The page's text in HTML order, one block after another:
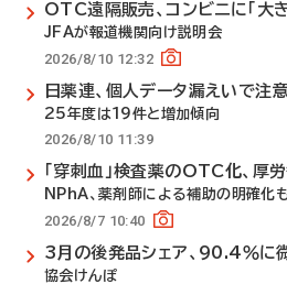
OTC遠隔販売、コンビニに「大
JFAが報道機関向け説明会
2026/8/10 12:32
日薬連、個人データ漏えいで注
25年度は19件と増加傾向
2026/8/10 11:39
「穿刺血」検査薬のOTC化、厚
NPhA、薬剤師による補助の明確化
2026/8/7 10:40
3月の後発品シェア、90.4％に
協会けんぽ